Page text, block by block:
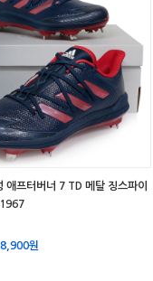
애프터버너 7 TD 메탈 징스파이
원